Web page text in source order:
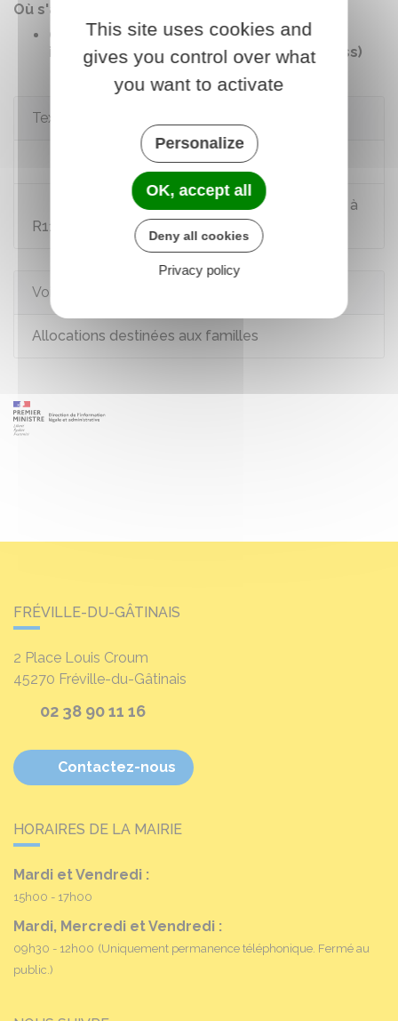
Où s'adresser ?
Centre des liaisons européennes et
internationales de sécurité sociale (Cleiss)
Textes de référence
Code de la sécurité sociale : article L511-1
Code de la sécurité sociale : articles R111-1 à
R111-4
Voir aussi
Allocations destinées aux familles
FRÉVILLE-DU-GÂTINAIS
2 Place Louis Croum
45270 Fréville-du-Gâtinais
02 38 90 11 16
Contactez-nous
HORAIRES DE LA MAIRIE
Mardi et Vendredi :
15h00 - 17h00
Mardi, Mercredi et Vendredi :
09h30 - 12h00 (Uniquement permanence téléphonique. Fermé au
public.)
This site uses cookies and
gives you control over what
you want to activate
Personalize
OK, accept all
Deny all cookies
Privacy policy